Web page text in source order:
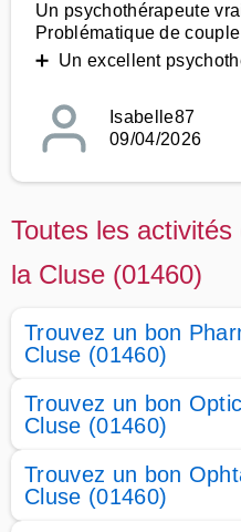
Un psychothérapeute
Problématique de
➕ Un excellent
Isabelle87
09/04/2026
Toutes les
la Cluse (01460)
Trouvez un bon
Cluse (01460)
Trouvez un bon
Cluse (01460)
Trouvez un bon
Cluse (01460)